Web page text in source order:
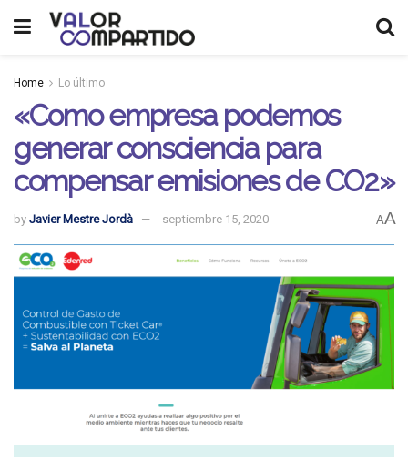
Home Lo último
«Como empresa podemos
generar consciencia para
compensar emisiones de CO2»
by Javier Mestre Jordà septiembre 15, 2020 AA